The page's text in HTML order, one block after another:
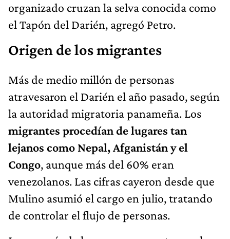
organizado cruzan la selva conocida como
el Tapón del Darién, agregó Petro.
Origen de los migrantes
Más de medio millón de personas
atravesaron el Darién el año pasado, según
la autoridad migratoria panameña. Los
migrantes procedían de lugares tan
lejanos como Nepal, Afganistán y el
Congo, aunque más del 60% eran
venezolanos. Las cifras cayeron desde que
Mulino asumió el cargo en julio, tratando
de controlar el flujo de personas.